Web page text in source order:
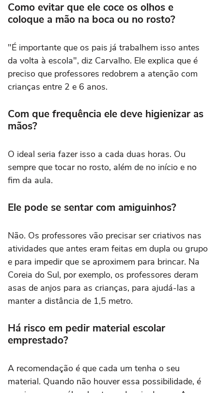
Como evitar que ele coce os olhos e
coloque a mão na boca ou no rosto?
"É importante que os pais já trabalhem isso antes
da volta à escola", diz Carvalho. Ele explica que é
preciso que professores redobrem a atenção com
crianças entre 2 e 6 anos.
Com que frequência ele deve higienizar as
mãos?
O ideal seria fazer isso a cada duas horas. Ou
sempre que tocar no rosto, além de no início e no
fim da aula.
Ele pode se sentar com amiguinhos?
Não. Os professores vão precisar ser criativos nas
atividades que antes eram feitas em dupla ou grupo
e para impedir que se aproximem para brincar. Na
Coreia do Sul, por exemplo, os professores deram
asas de anjos para as crianças, para ajudá-las a
manter a distância de 1,5 metro.
Há risco em pedir material escolar
emprestado?
A recomendação é que cada um tenha o seu
material. Quando não houver essa possibilidade, é